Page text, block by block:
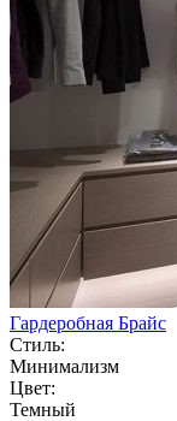
Гардеробная Брайс
Стиль:
Минимализм
Цвет:
Темный